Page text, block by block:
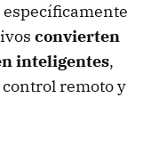
convierten
inteligentes,
remoto y